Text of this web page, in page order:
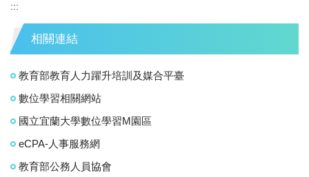
:::
相關連結
教育部教育人力躍升培訓及媒合平臺
數位學習相關網站
國立宜蘭大學數位學習M園區
eCPA-人事服務網
教育部公務人員協會